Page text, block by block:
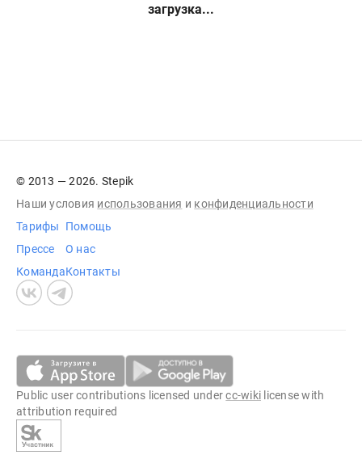
загрузка...
© 2013 — 2026. Stepik
Наши условия использования и конфиденциальности
Тарифы
Прессе
Команда
Помощь
О нас
Контакты
Public user contributions licensed undercc-wiki license with
attribution required